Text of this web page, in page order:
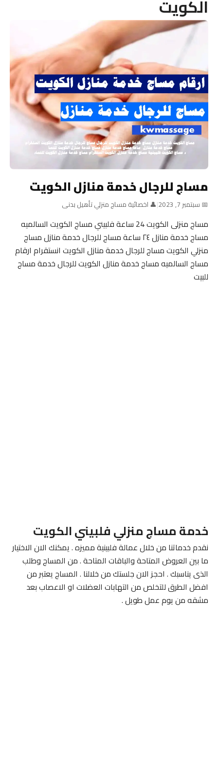
الكويت
مساج للرجال خدمة منازل الكويت
📅 سبتمبر 7, 2023 |👤 اخصائية مساج منزلي تأهيل بدنى
مساج منزلى الكويت 24 ساعة فلبيني مساج الكويت السالميه
مساج خدمة منازل ٢٤ ساعة مساج للرجال خدمة منازل مساج
منزلي الكويت مساج للرجال خدمة منازل الكويت انستقرام ارقام
مساج السالميه مساج خدمة منازل الكويت للرجال خدمة مساج
للبيت
خدمة مساج منزلي فلبيني الكويت
نقدم خدماتنا من خلال عمالة فلبينية مميزه . يمكنك الان الاختيار
ما بين العروض المتاحة والباقات المتاحة . من المساج وطلب
الذى يناسبك . احجز الان جلستك من خلالنا . المساج يعتبر من
افضل الطرق للتخلص من التهابات العضلات او الاعصاب بعد
مشقه من يوم عمل طويل .